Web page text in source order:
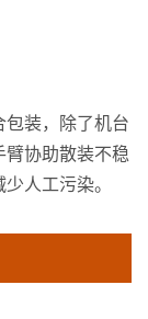
包装，除了机台
臂协助散装不稳
人工污染。